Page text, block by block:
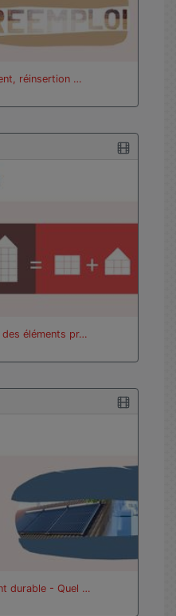
réinsertion …
éléments pr…
durable - Quel …